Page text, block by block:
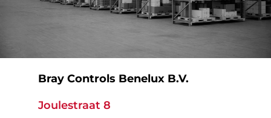
Bray Controls Benelux B.V.
Joulestraat 8